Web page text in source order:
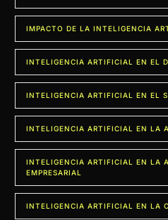
IMPACTO DE LA INTELIGENCIA
INTELIGENCIA ARTIFICIAL EN EL
INTELIGENCIA ARTIFICIAL EN EL
INTELIGENCIA ARTIFICIAL EN LA
INTELIGENCIA ARTIFICIAL EN LA
EMPRESARIAL
INTELIGENCIA ARTIFICIAL EN LA